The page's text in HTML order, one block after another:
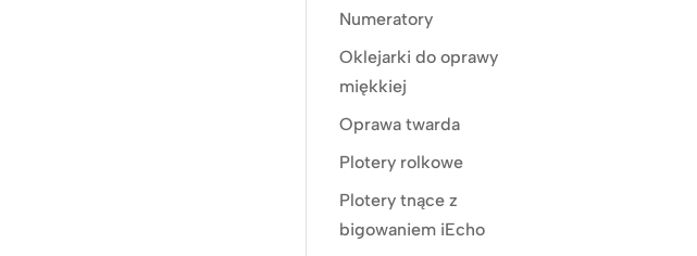
Numeratory
Oklejarki do oprawy
miękkiej
Oprawa twarda
Plotery rolkowe
Plotery tnące z
bigowaniem iEcho